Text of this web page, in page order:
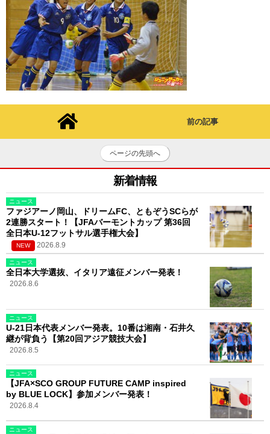
前の記事
ページの先頭へ
新着情報
ニュース
ファジアーノ岡山、ドリームFC、ともぞうSCらが
2連勝スタート！【JFAバーモントカップ 第36回
全日本U-12フットサル選手権大会】
NEW 2026.8.9
ニュース
全日本大学選抜、イタリア遠征メンバー発表！
2026.8.6
ニュース
U-21日本代表メンバー発表。10番は湘南・石井久
継が背負う【第20回アジア競技大会】
2026.8.5
ニュース
【JFA×SCO GROUP FUTURE CAMP inspired
by BLUE LOCK】参加メンバー発表！
2026.8.4
ニュース